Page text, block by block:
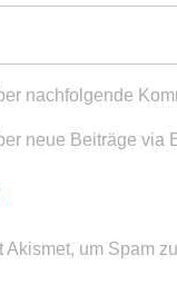
nachfolgende
neue Beiträge via
um Spam